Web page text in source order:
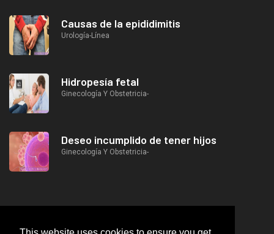
Causas de la epididimitis
Urología-Línea
Hidropesía fetal
Ginecología Y Obstetricia-
Deseo incumplido de tener hijos
Ginecología Y Obstetricia-